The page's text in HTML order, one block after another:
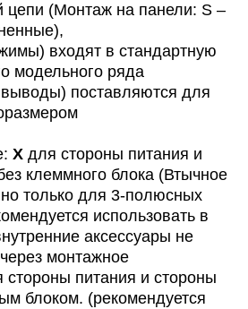
цепи (Монтаж на панели: S –
входят в стандартную
модельного ряда
поставляются для
X для стороны питания и
клеммного блока (Втычное
только для 3-полюсных
использовать в
аксессуары не
монтажное
стороны питания и стороны
блоком. (рекомендуется